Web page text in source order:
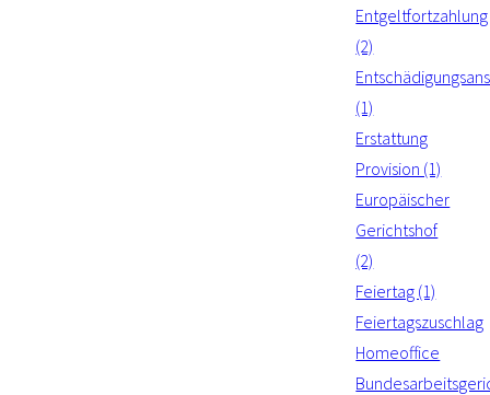
Entgeltfortzahlung
(2)
(1)
Erstattung
Provision (1)
Europäischer
Gerichtshof
(2)
Feiertag (1)
Feiertagszuschlag
Homeoffice